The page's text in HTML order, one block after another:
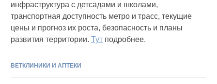
инфраструктура с детсадами и школами,
транспортная доступность метро и трасс, текущие
цены и прогноз их роста, безопасность и планы
развития территории.Тут подробнее.
ВЕТКЛИНИКИ И АПТЕКИ